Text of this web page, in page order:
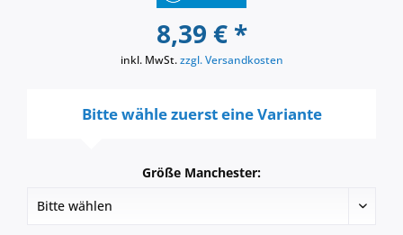
8,39 € *
inkl. MwSt.zzgl. Versandkosten
Bitte wähle zuerst eine Variante
Größe Manchester: